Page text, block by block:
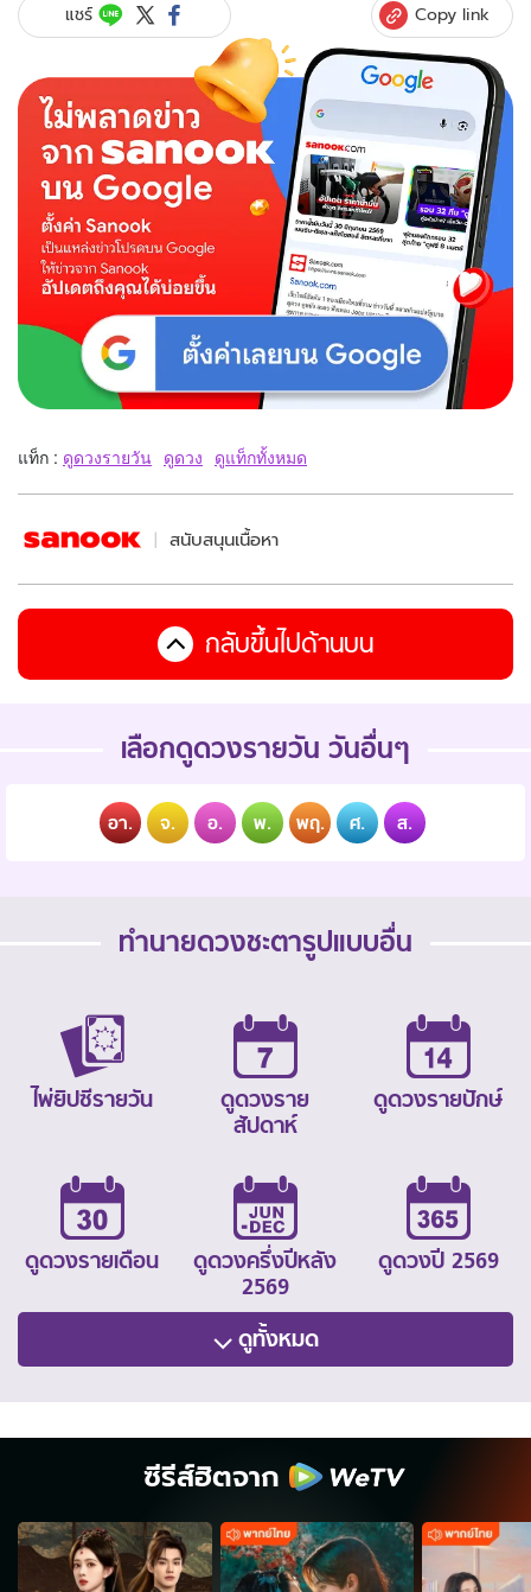
แชร์ Copy link
แท็ก : ดูดวงรายวัน ดูดวง ดูแท็กทั้งหมด
สนับสนุนเนื้อหา
กลับขึ้นไปด้านบน
เลือกดูดวงรายวัน วันอื่นๆ
อา. จ. อ. พ. พฤ. ศ. ส.
ทำนายดวงชะตารูปแบบอื่น
ไพ่ยิปซีรายวัน
ดูดวงราย
สัปดาห์
ดูดวงรายปักษ์
ดูดวงรายเดือน
ดูดวงครึ่งปีหลัง
2569
ดูดวงปี 2569
ดูทั้งหมด
ซีรีส์ฮิตจาก